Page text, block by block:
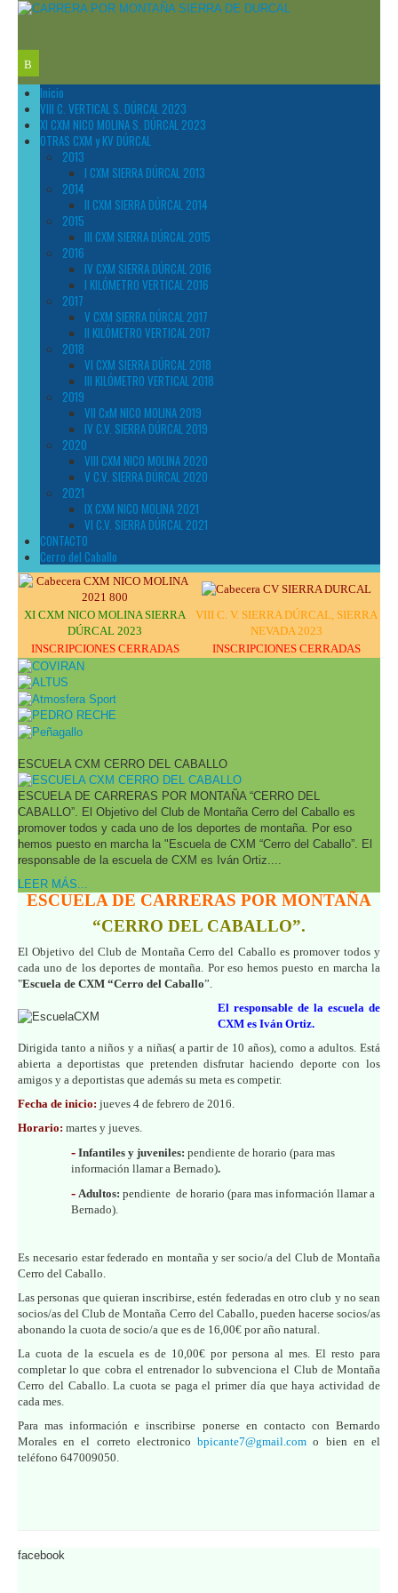
Inicio
VIII C. VERTICAL S. DÚRCAL 2023
XI CXM NICO MOLINA S. DÚRCAL 2023
OTRAS CXM y KV DÚRCAL
2013
I CXM SIERRA DÚRCAL 2013
2014
II CXM SIERRA DÚRCAL 2014
2015
III CXM SIERRA DÚRCAL 2015
2016
IV CXM SIERRA DÚRCAL 2016
I KILÓMETRO VERTICAL 2016
2017
V CXM SIERRA DÚRCAL 2017
II KILÓMETRO VERTICAL 2017
2018
VI CXM SIERRA DÚRCAL 2018
III KILÓMETRO VERTICAL 2018
2019
VII CxM NICO MOLINA 2019
IV C.V. SIERRA DÚRCAL 2019
2020
VIII CXM NICO MOLINA 2020
V C.V. SIERRA DÚRCAL 2020
2021
IX CXM NICO MOLINA 2021
VI C.V. SIERRA DÚRCAL 2021
CONTACTO
Cerro del Caballo
XI CXM NICO MOLINA SIERRA
DÚRCAL 2023
VIII C. V. SIERRA DÚRCAL, SIERRA
NEVADA 2023
INSCRIPCIONES CERRADAS
INSCRIPCIONES CERRADAS
ESCUELA CXM CERRO DEL CABALLO
ESCUELA DE CARRERAS POR MONTAÑA “CERRO DEL
CABALLO”. El Objetivo del Club de Montaña Cerro del Caballo es
promover todos y cada uno de los deportes de montaña. Por eso
hemos puesto en marcha la "Escuela de CXM “Cerro del Caballo”. El
responsable de la escuela de CXM es Iván Ortiz....
LEER MÁS...
ESCUELA DE CARRERAS POR MONTAÑA
“CERRO DEL CABALLO”.
El Objetivo del Club de Montaña Cerro del Caballo es promover todos y
cada uno de los deportes de montaña. Por eso hemos puesto en marcha la
"Escuela de CXM “Cerro del Caballo”.
El responsable de la escuela de
CXM es Iván Ortiz.
Dirigida tanto a niños y a niñas( a partir de 10 años), como a adultos. Está
abierta a deportistas que pretenden disfrutar haciendo deporte con los
amigos y a deportistas que además su meta es competir.
Fecha de inicio: jueves 4 de febrero de 2016.
Horario: martes y jueves.
- Infantiles y juveniles: pendiente de horario (para mas
información llamar a Bernado).
- Adultos: pendiente de horario (para mas información llamar a
Bernado).
Es necesario estar federado en montaña y ser socio/a del Club de Montaña
Cerro del Caballo.
Las personas que quieran inscribirse, estén federadas en otro club y no sean
socios/as del Club de Montaña Cerro del Caballo, pueden hacerse socios/as
abonando la cuota de socio/a que es de 16,00€ por año natural.
La cuota de la escuela es de 10,00€ por persona al mes. El resto para
completar lo que cobra el entrenador lo subvenciona el Club de Montaña
Cerro del Caballo. La cuota se paga el primer día que haya actividad de
cada mes.
Para mas información e inscribirse ponerse en contacto con Bernardo
Morales en el correto electronicobpicante7@gmail.com o bien en el
teléfono 647009050.
facebook